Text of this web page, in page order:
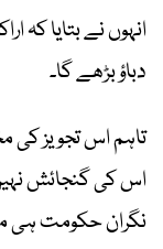
انہوں نے بتایا کہ
دباؤ بڑھے گا۔
تاہم اس تجویز کی
اس کی گنجائش
نگران حکومت ہی